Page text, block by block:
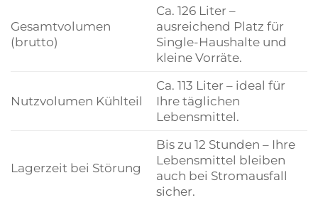
Gesamtvolumen
(brutto)
Ca. 126 Liter –
ausreichend Platz für
Single-Haushalte und
kleine Vorräte.
Nutzvolumen Kühlteil
Ca. 113 Liter – ideal für
Ihre täglichen
Lebensmittel.
Lagerzeit bei Störung
Bis zu 12 Stunden – Ihre
Lebensmittel bleiben
auch bei Stromausfall
sicher.